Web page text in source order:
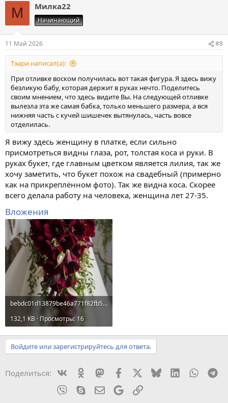
М Милка22
Начинающий
11 Май 2026 #8
Тэари написал(а):
При отливке воском получилась вот такая фигура. Я здесь вижу
безликую бабу, которая держит в руках нечто. Поделитесь
своим мнением, что здесь видите Вы. На следующей отливке
вылезла эта же самая бабка, только меньшего размера, а вся
нижняя часть с кучей шишечек вытянулась, часть вовсе
отделилась.
Я вижу здесь женщину в платке, если сильно
присмотреться видны глаза, рот, толстая коса и руки. В
руках букет, где главным цветком является лилия, так же
хочу заметить, что букет похож на свадебный (примерно
как на прикреплённом фото). Так же видна коса. Скорее
всего делала работу на человека, женщина лет 27-35.
Вложения
bebdc01d13879be46a771f82fb5d9561.jpg
132,1 KB · Просмотры: 16
Войдите или зарегистрируйтесь для ответа.
Поделиться: VkontakteOdnoklassniki
MastodonFacebook BlueskyLinkedIn
ViberSkypeЭлектронная почта
GoogleСсылка